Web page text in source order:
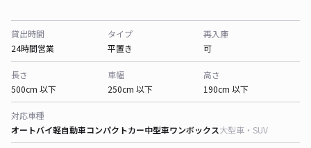
貸出時間
24時間営業
タイプ
平置き
再入庫
可
長さ
500cm 以下
車幅
250cm 以下
高さ
190cm 以下
対応車種
オートバイ軽自動車コンパクトカー中型車ワンボックス大型車・SUV